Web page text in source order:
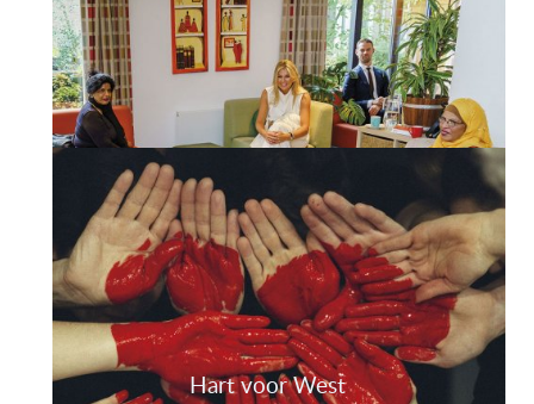
Hart voor West